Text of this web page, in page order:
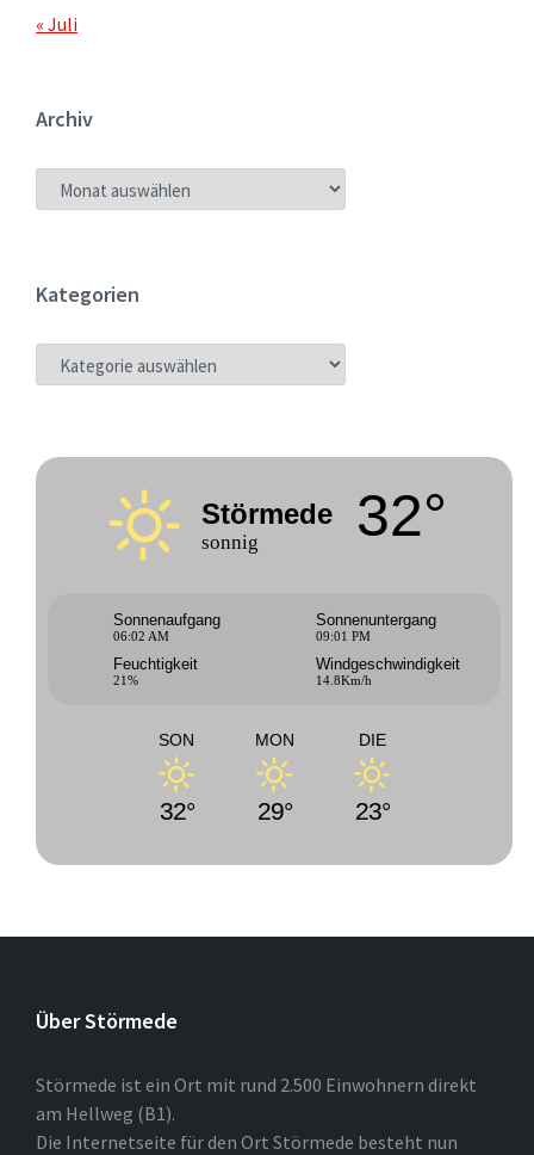
« Juli
Archiv
ARCHIV
Kategorien
KATEGORIEN
Störmede
sonnig 32°
Sonnenaufgang
06:02 AM
Sonnenuntergang
09:01 PM
Feuchtigkeit
21%
Windgeschwindigkeit
14.8Km/h
SON
32°
MON
29°
DIE
23°
Über Störmede
Störmede ist ein Ort mit rund 2.500 Einwohnern direkt
am Hellweg (B1).
Die Internetseite für den Ort Störmede besteht nun